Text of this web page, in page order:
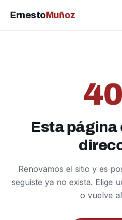
Ernesto Muñoz
Esta página
Renovamos el sitio y es
seguiste ya no exista. Elige
o vuelve